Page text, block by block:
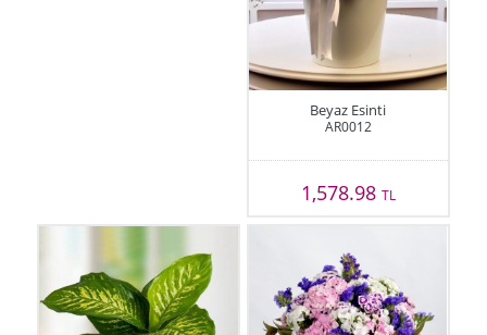
Beyaz Esinti
AR0012
1,578.98 TL